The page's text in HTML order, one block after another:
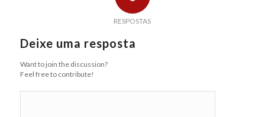
RESPOSTAS
Deixe uma resposta
Want to join the discussion?
Feel free to contribute!